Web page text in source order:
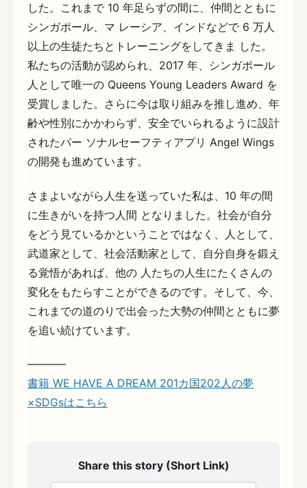
した。これまで 10 年足らずの間に、仲間とともに
シンガポール、マ レーシア、インドなどで 6 万人
以上の生徒たちとトレーニングをしてきま した。
私たちの活動が認められ、2017 年、シンガポール
人として唯一の Queens Young Leaders Award を
受賞しました。さらに今は取り組みを推し進め、年
齢や性別にかかわらず、安全でいられるように設計
されたパー ソナルセーフティアプリ Angel Wings
の開発も進めています。
さまよいながら人生を送っていた私は、10 年の間
に生きがいを持つ人間 となりました。社会が自分
をどう見ているかということではなく、人として、
武道家として、社会活動家として、自分自身を鍛え
る覚悟があれば、他の 人たちの人生にたくさんの
変化をもたらすことができるのです。そして、今、
これまでの道のりで出会った大勢の仲間とともに夢
を追い続けています。
———–
書籍 WE HAVE A DREAM 201カ国202人の夢
×SDGsはこちら
Share this story (Short Link)